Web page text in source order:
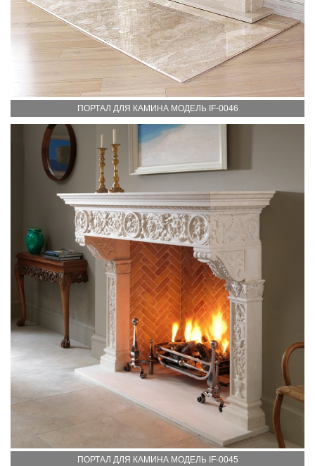
ПОРТАЛ ДЛЯ КАМИНА МОДЕЛЬ IF-0046
ПОРТАЛ ДЛЯ КАМИНА МОДЕЛЬ IF-0045